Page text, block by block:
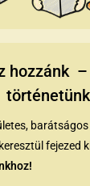
hozzánk
fejezed